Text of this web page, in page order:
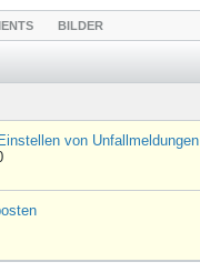
BILDER
von Unfallmeldungen